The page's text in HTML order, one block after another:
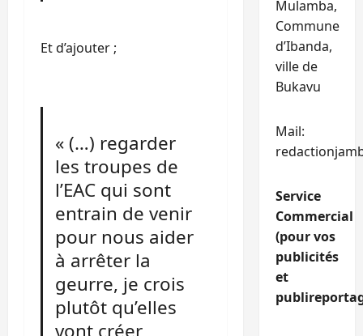
Et d’ajouter ;
« (…) regarder
les troupes de
l’EAC qui sont
entrain de venir
pour nous aider
à arrêter la
geurre, je crois
plutôt qu’elles
vont créer
Mulamba,
Commune
d’Ibanda,
ville de
Bukavu
Mail:
Service
Commercial
(pour vos
publicités
et